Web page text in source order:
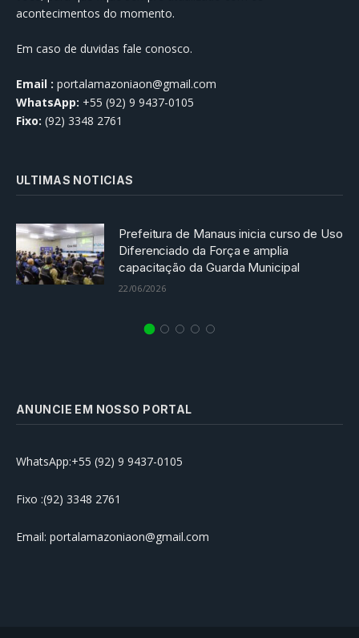
acontecimentos do momento.
Em caso de duvidas fale conosco.
Email : portalamazoniaon@gmail.com
WhatsApp: +55 (92) 9 9437-0105
Fixo: (92) 3348 2761
ULTIMAS NOTICIAS
Prefeitura de Manaus inicia curso de Uso
Diferenciado da Força e amplia
capacitação da Guarda Municipal
22/06/2026
ANUNCIE EM NOSSO PORTAL
WhatsApp:+55 (92) 9 9437-0105
Fixo :(92) 3348 2761
Email: portalamazoniaon@gmail.com